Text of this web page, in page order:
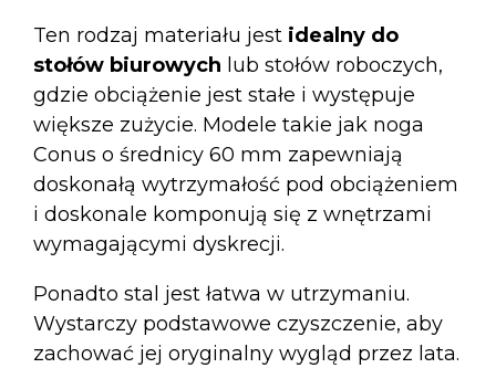
Ten rodzaj materiału jest idealny do
stołów biurowych lub stołów roboczych,
gdzie obciążenie jest stałe i występuje
większe zużycie. Modele takie jak noga
Conus o średnicy 60 mm zapewniają
doskonałą wytrzymałość pod obciążeniem
i doskonale komponują się z wnętrzami
wymagającymi dyskrecji.
Ponadto stal jest łatwa w utrzymaniu.
Wystarczy podstawowe czyszczenie, aby
zachować jej oryginalny wygląd przez lata.